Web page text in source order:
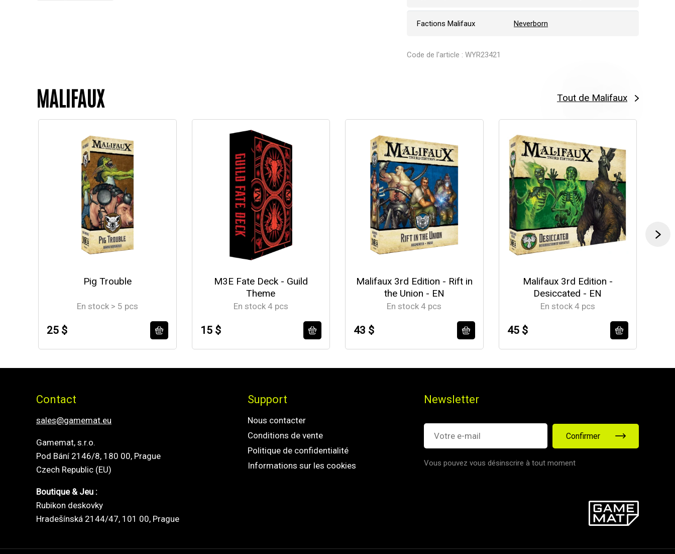
Factions Malifaux Neverborn
Code de l'article : WYR23421
MALIFAUX Tout de Malifaux
Pig Trouble
En stock > 5 pcs
25 $
M3E Fate Deck - Guild
Theme
En stock 4 pcs
15 $
Malifaux 3rd Edition - Rift in
the Union - EN
En stock 4 pcs
43 $
Malifaux 3rd Edition -
Desiccated - EN
En stock 4 pcs
45 $
Contact
sales@gamemat.eu
Gamemat, s.r.o.
Pod Bání 2146/8, 180 00, Prague
Czech Republic (EU)
Boutique & Jeu :
Rubikon deskovky
Hradešínská 2144/47, 101 00, Prague
Support
Nous contacter
Conditions de vente
Politique de confidentialité
Informations sur les cookies
Newsletter
Confirmer
Vous pouvez vous désinscrire à tout moment